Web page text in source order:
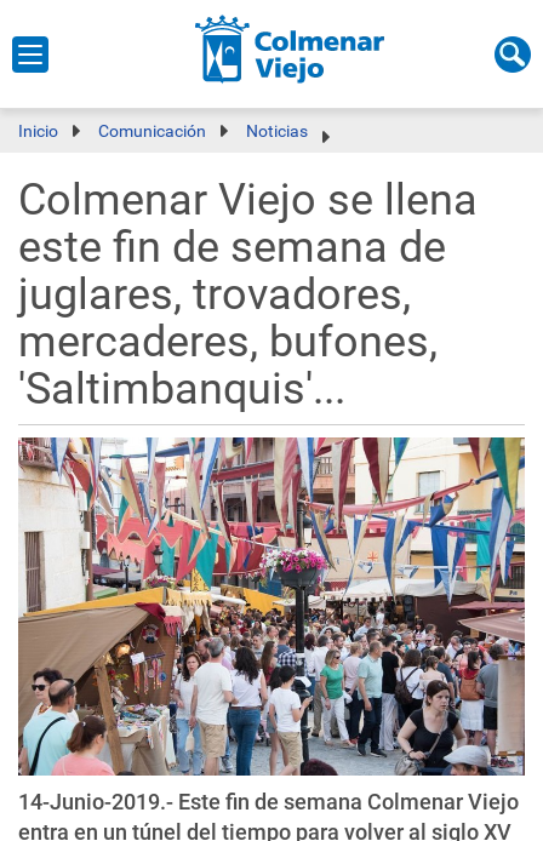
Inicio Comunicación Noticias
Colmenar Viejo se llena
este fin de semana de
juglares, trovadores,
mercaderes, bufones,
'Saltimbanquis'...
14-Junio-2019.- Este fin de semana Colmenar Viejo
entra en un túnel del tiempo para volver al siglo XV